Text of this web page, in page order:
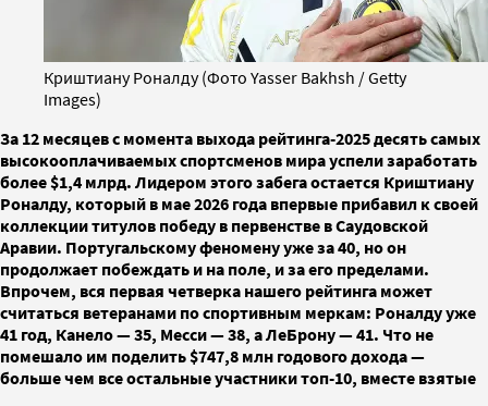
Криштиану Роналду (Фото Yasser Bakhsh / Getty
Images)
За 12 месяцев с момента выхода рейтинга-2025 десять самых
высокооплачиваемых спортсменов мира успели заработать
более $1,4 млрд. Лидером этого забега остается Криштиану
Роналду, который в мае 2026 года впервые прибавил к своей
коллекции титулов победу в первенстве в Саудовской
Аравии. Португальскому феномену уже за 40, но он
продолжает побеждать и на поле, и за его пределами.
Впрочем, вся первая четверка нашего рейтинга может
считаться ветеранами по спортивным меркам: Роналду уже
41 год, Канело — 35, Месси — 38, а ЛеБрону — 41. Что не
помешало им поделить $747,8 млн годового дохода —
больше чем все остальные участники топ-10, вместе взятые